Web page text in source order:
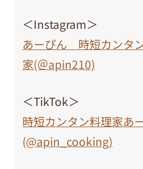
＜Instagram＞
あーぴん 時短カンタ
家(＠apin210)
＜TikTok＞
時短カンタン料理家あ
(@apin_cooking)